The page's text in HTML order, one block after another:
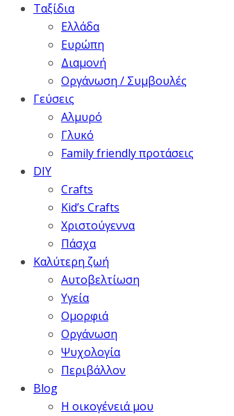
Ταξίδια
Ελλάδα
Ευρώπη
Διαμονή
Οργάνωση / Συμβουλές
Γεύσεις
Αλμυρό
Γλυκό
Family friendly προτάσεις
DIY
Crafts
Kid’s Crafts
Χριστούγεννα
Πάσχα
Καλύτερη ζωή
Αυτοβελτίωση
Υγεία
Ομορφιά
Οργάνωση
Ψυχολογία
Περιβάλλον
Blog
Η οικογένειά μου